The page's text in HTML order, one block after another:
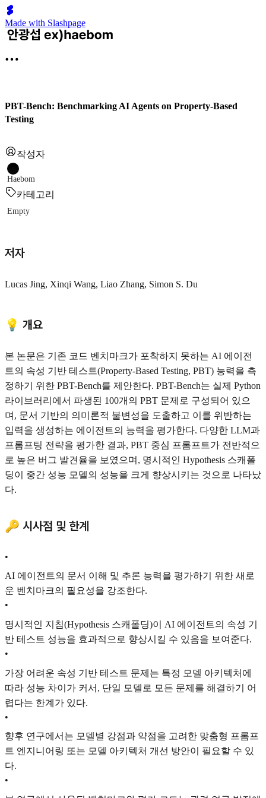
Made with Slashpage
PBT-Bench: Benchmarking AI Agents on Property-Based
Testing
작성자
Haebom
카테고리
Empty
저자
Lucas Jing, Xinqi Wang, Liao Zhang, Simon S. Du
💡 개요
본 논문은 기존 코드 벤치마크가 포착하지 못하는 AI 에이전
트의 속성 기반 테스트(Property-Based Testing, PBT) 능력을 측
정하기 위한 PBT-Bench를 제안한다. PBT-Bench는 실제 Python
라이브러리에서 파생된 100개의 PBT 문제로 구성되어 있으
며, 문서 기반의 의미론적 불변성을 도출하고 이를 위반하는
입력을 생성하는 에이전트의 능력을 평가한다. 다양한 LLM과
프롬프팅 전략을 평가한 결과, PBT 중심 프롬프트가 전반적으
로 높은 버그 발견율을 보였으며, 명시적인 Hypothesis 스캐폴
딩이 중간 성능 모델의 성능을 크게 향상시키는 것으로 나타났
다.
🔑 시사점 및 한계
•
AI 에이전트의 문서 이해 및 추론 능력을 평가하기 위한 새로
운 벤치마크의 필요성을 강조한다.
•
명시적인 지침(Hypothesis 스캐폴딩)이 AI 에이전트의 속성 기
반 테스트 성능을 효과적으로 향상시킬 수 있음을 보여준다.
•
가장 어려운 속성 기반 테스트 문제는 특정 모델 아키텍처에
따라 성능 차이가 커서, 단일 모델로 모든 문제를 해결하기 어
렵다는 한계가 있다.
•
향후 연구에서는 모델별 강점과 약점을 고려한 맞춤형 프롬프
트 엔지니어링 또는 모델 아키텍처 개선 방안이 필요할 수 있
다.
•